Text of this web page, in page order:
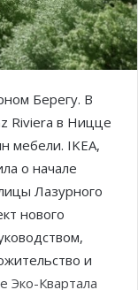
Берегу. В
Riviera в Ницце
мебели. IKEA,
о начале
Лазурного
нового
и
Эко-Квартала